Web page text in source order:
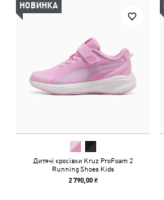
НОВИНКА
Дитячі кросівки Kruz ProFoam 2
Running Shoes Kids
2 790,00 ₴